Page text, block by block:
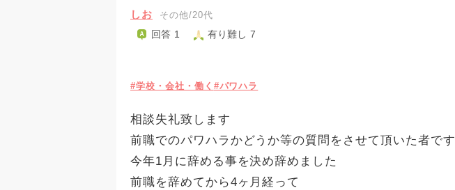
しお その他/20代
回答 1 有り難し 7
#学校・会社・働く #パワハラ
相談失礼致します
前職でのパワハラかどうか等の質問をさせて頂いた者です
今年1月に辞める事を決め辞めました
前職を辞めてから4ヶ月経って